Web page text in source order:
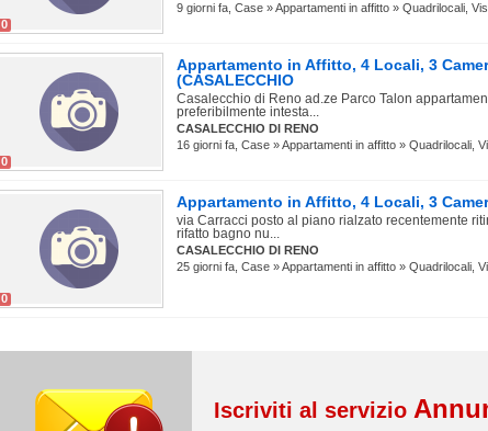
0
9 giorni fa, Case » Appartamenti in affitto » Quadrilocali,
0
Appartamento in Affitto, 4 Locali, 3
(CASALECCHIO
Casalecchio di Reno ad.ze Parco Talon
preferibilmente intesta...
CASALECCHIO DI RENO
16 giorni fa, Case » Appartamenti in affitto » Quadrilocali,
0
Appartamento in Affitto, 4 Locali, 3
via Carracci posto al piano rialzato recentemente
rifatto bagno nu...
CASALECCHIO DI RENO
25 giorni fa, Case » Appartamenti in affitto » Quadrilocali,
Iscriviti al servizio